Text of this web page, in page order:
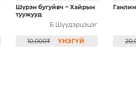
Шүрэн бугуйвч ~ Хайрын
туужууд
Б.Шүүдэрцэцэг
10,000₮ ҮНЭГҮЙ